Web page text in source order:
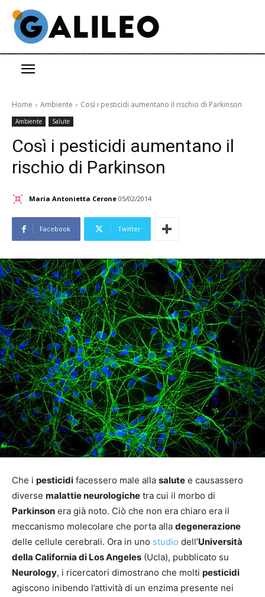
Home Ambiente Così i pesticidi aumentano il rischio di Parkinson
Ambiente Salute
Così i pesticidi aumentano il
rischio di Parkinson
Maria Antonietta Cerone 05/02/2014
Facebook Twitter
Che i pesticidi facessero male alla salute e causassero
diverse malattie neurologiche tra cui il morbo di
Parkinson era già noto. Ciò che non era chiaro era il
meccanismo molecolare che porta alla degenerazione
delle cellule cerebrali. Ora in uno studio dell’Università
della California di Los Angeles (Ucla), pubblicato su
Neurology, i ricercatori dimostrano che molti pesticidi
agiscono inibendo l’attività di un enzima presente nei